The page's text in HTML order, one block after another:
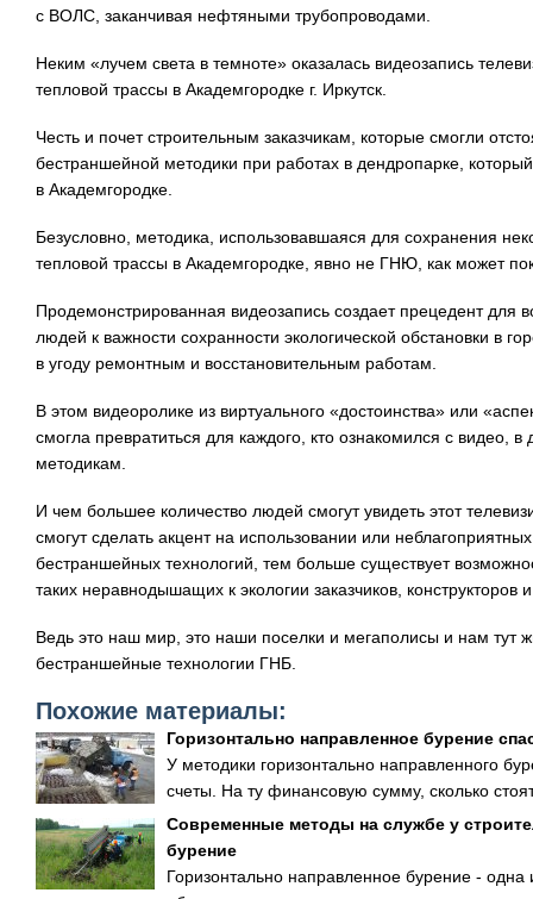
с ВОЛС, заканчивая нефтяными трубопроводами.
Неким «лучем света в темноте» оказалась видеозапись
тепловой трассы в Академгородке г. Иркутск.
Честь и почет строительным заказчикам, которые смогли
бестраншейной методики при работах в дендропарке,
в Академгородке.
Безусловно, методика, использовавшаяся для сохранения
тепловой трассы в Академгородке, явно не ГНЮ, как может
Продемонстрированная видеозапись создает прецедент для
людей к важности сохранности экологической обстановки в
в угоду ремонтным и восстановительным работам.
В этом видеоролике из виртуального «достоинства» или
смогла превратиться для каждого, кто ознакомился с видео,
методикам.
И чем большее количество людей смогут увидеть этот
смогут сделать акцент на использовании или
бестраншейных технологий, тем больше существует
таких неравнодышащих к экологии заказчиков, конструкторов
Ведь это наш мир, это наши поселки и мегаполисы и нам тут
бестраншейные технологии ГНБ.
Похожие материалы:
Горизонтально направленное бурение
У методики горизонтально направленного
счеты. На ту финансовую сумму, сколько
Современные методы на службе у
бурение
Горизонтально направленное бурение - одна